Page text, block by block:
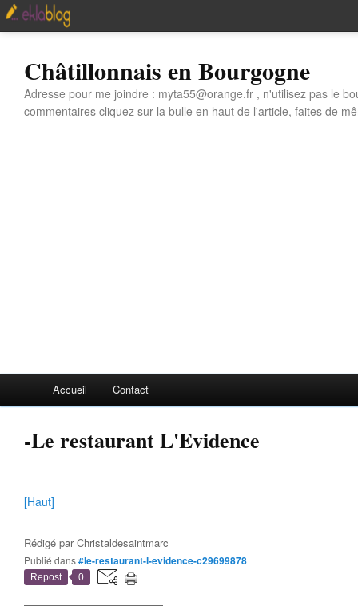
Châtillonnais en Bourgogne
Adresse pour me joindre : myta55@orange.fr , n'utilisez pas le
commentaires cliquez sur la bulle en haut de l'article, faites de
Accueil Contact
-Le restaurant L'Evidence
[Haut]
Rédigé parChristaldesaintmarc
Publié dans#le-restaurant-l-evidence-c29699878
Repost 0